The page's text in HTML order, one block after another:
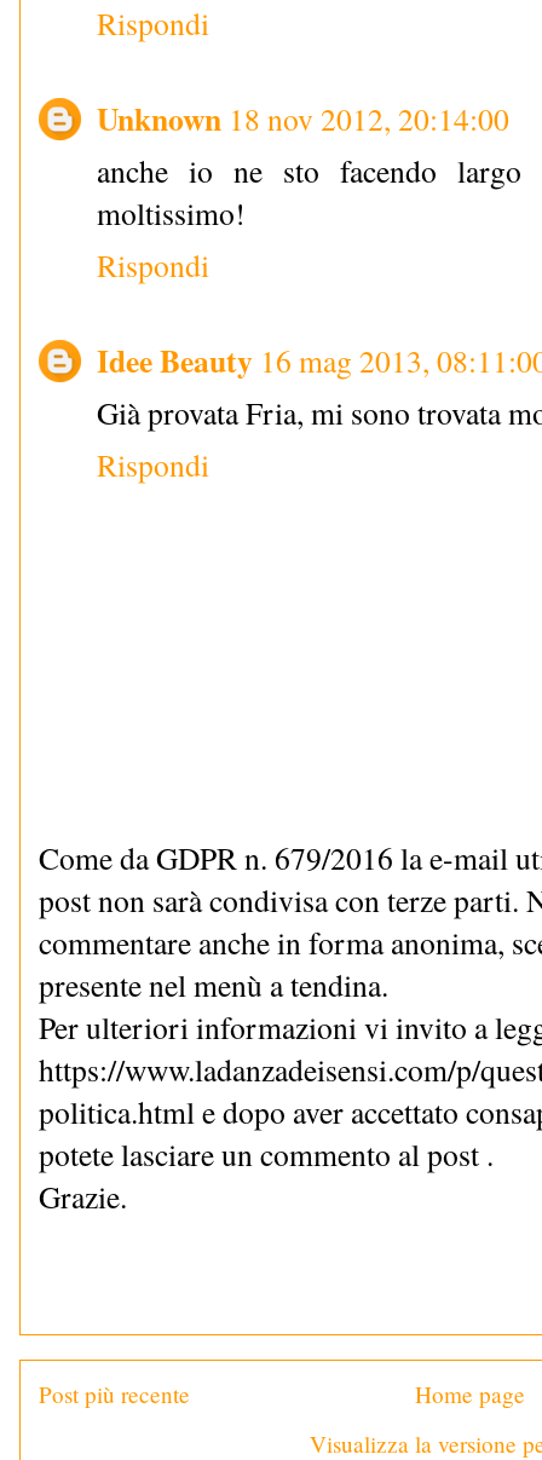
Rispondi
Unknown 18 nov 2012, 20:14:00
anche io ne sto facendo largo
moltissimo!
Rispondi
Idee Beauty 16 mag 2013,
Già provata Fria, mi sono trovata
Rispondi
Come da GDPR n. 679/2016 la e-mail
post non sarà condivisa con terze parti.
commentare anche in forma anonima,
presente nel menù a tendina.
Per ulteriori informazioni vi invito a
https://www.ladanzadeisensi.com/p/
politica.html e dopo aver accettato
potete lasciare un commento al post .
Grazie.
Post più recente
Home page
Visualizza la versione